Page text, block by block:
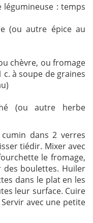
: temps
(ou autre épice au
chèvre, ou fromage
c. à soupe de graines
(ou autre herbe
dans 2 verres
tiédir. Mixer avec
le fromage,
des boulettes. Huiler
dans le plat en les
leur surface. Cuire
avec une petite